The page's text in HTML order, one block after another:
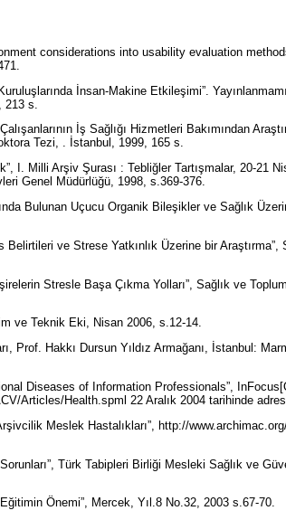
considerations into usability evaluation
İnsan-Makine Etkileşimi”.
213 s.
İş Sağlığı Hizmetleri Bakımından
Tezi, . İstanbul, 1999, 165 s.
I. Milli Arşiv Şurası : Tebliğler Tartışmalar, 20-21
Genel Müdürlüğü, 1998, s.369-376.
Bulunan Uçucu Organik Bileşikler ve Sağlık
ve Strese Yatkınlık Üzerine bir Araştırma”,
Stresle Başa Çıkma Yolları”, Sağlık ve
ve Teknik Eki, Nisan 2006, s.12-14.
Prof. Hakkı Dursun Yıldız Armağanı, İstanbul:
Diseases of Information Professionals”,
Articles/Health.spml 22 Aralık 2004 tarihinde
Meslek Hastalıkları”, http://
Türk Tabipleri Birliği Mesleki Sağlık ve
Önemi”, Mercek, Yıl.8 No.32, 2003 s.67-70.